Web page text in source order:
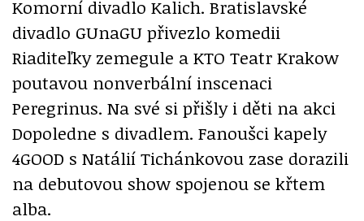
Komorní divadlo Kalich. Bratislavské
divadlo GUnaGU přivezlo komedii
Riaditeľky zemegule a KTO Teatr Krakow
poutavou nonverbální inscenaci
Peregrinus. Na své si přišly i děti na akci
Dopoledne s divadlem. Fanoušci kapely
4GOOD s Natálií Tichánkovou zase dorazili
na debutovou show spojenou se křtem
alba.